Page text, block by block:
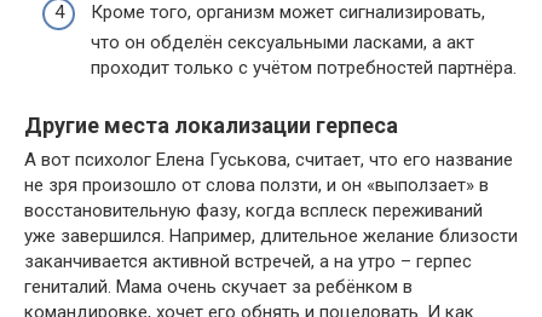
Кроме того, организм может сигнализировать,
что он обделён сексуальными ласками, а акт
проходит только с учётом потребностей партнёра.
Другие места локализации герпеса
А вот психолог Елена Гуськова, считает, что его название
не зря произошло от слова ползти, и он «выползает» в
восстановительную фазу, когда всплеск переживаний
уже завершился. Например, длительное желание близости
заканчивается активной встречей, а на утро – герпес
гениталий. Мама очень скучает за ребёнком в
командировке, хочет его обнять и поцеловать. И как